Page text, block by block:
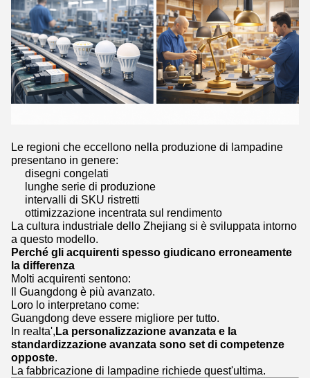
Le regioni che eccellono nella produzione di lampadine
presentano in genere:
disegni congelati
lunghe serie di produzione
intervalli di SKU ristretti
ottimizzazione incentrata sul rendimento
La cultura industriale dello Zhejiang si è sviluppata intorno
a questo modello.
Perché gli acquirenti spesso giudicano erroneamente
la differenza
Molti acquirenti sentono:
Il Guangdong è più avanzato.
Loro lo interpretano come:
Guangdong deve essere migliore per tutto.
In realta',La personalizzazione avanzata e la
standardizzazione avanzata sono set di competenze
opposte.
La fabbricazione di lampadine richiede quest'ultima.